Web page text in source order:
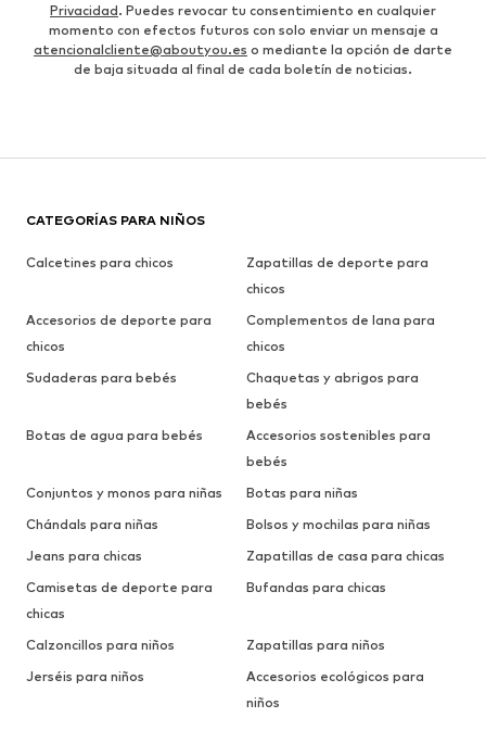
Privacidad. Puedes revocar tu consentimiento en cualquier
momento con efectos futuros con solo enviar un mensaje a
atencionalcliente@aboutyou.es o mediante la opción de darte
de baja situada al final de cada boletín de noticias.
CATEGORÍAS PARA NIÑOS
Calcetines para chicos
Zapatillas de deporte para
chicos
Accesorios de deporte para
chicos
Complementos de lana para
chicos
Sudaderas para bebés
Chaquetas y abrigos para
bebés
Botas de agua para bebés
Accesorios sostenibles para
bebés
Conjuntos y monos para niñas
Botas para niñas
Chándals para niñas
Bolsos y mochilas para niñas
Jeans para chicas
Zapatillas de casa para chicas
Camisetas de deporte para
chicas
Bufandas para chicas
Calzoncillos para niños
Zapatillas para niños
Jerséis para niños
Accesorios ecológicos para
niños